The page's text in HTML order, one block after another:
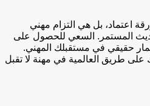
اعتماد، بل هي التزام مهني
المستمر. السعي للحصول على
حقيقي في مستقبلك المهني.
طريق العالمية في مهنة لا تقبل